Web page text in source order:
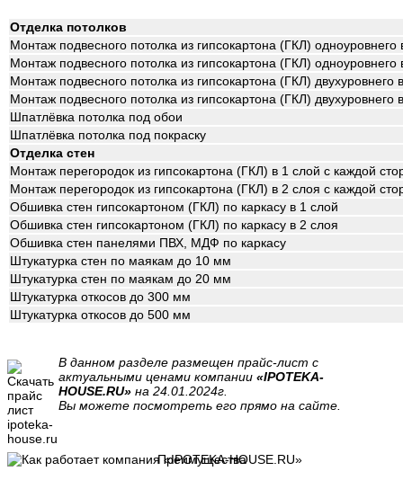
Отделка потолков
Монтаж подвесного потолка из гипсокартона (ГКЛ)
Монтаж подвесного потолка из гипсокартона (ГКЛ)
Монтаж подвесного потолка из гипсокартона (ГКЛ) двухуровнего
Монтаж подвесного потолка из гипсокартона (ГКЛ) двухуровнего
Шпатлёвка потолка под обои
Шпатлёвка потолка под покраску
Отделка стен
Монтаж перегородок из гипсокартона (ГКЛ) в 1 слой с каждой
Монтаж перегородок из гипсокартона (ГКЛ) в 2 слоя с каждой
Обшивка стен гипсокартоном (ГКЛ) по каркасу в 1 слой
Обшивка стен гипсокартоном (ГКЛ) по каркасу в 2 слоя
Обшивка стен панелями ПВХ, МДФ по каркасу
Штукатурка стен по маякам до 10 мм
Штукатурка стен по маякам до 20 мм
Штукатурка откосов до 300 мм
Штукатурка откосов до 500 мм
В данном разделе размещен прайс-лист с
актуальными ценами компании «IPOTEKA-
HOUSE.RU» на 24.01.2024г.
Вы можете посмотреть его прямо на сайте.
Преимущества